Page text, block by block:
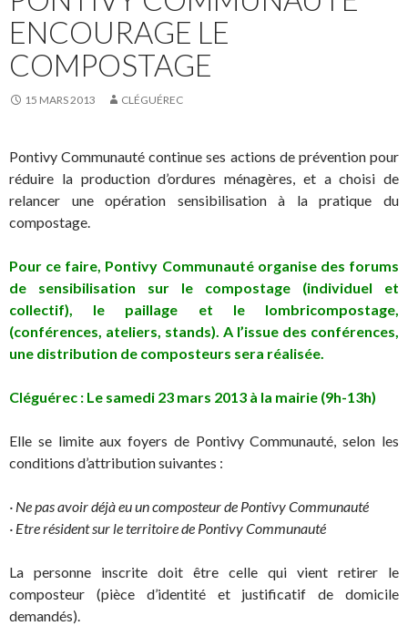
ENCOURAGE LE
COMPOSTAGE
15 MARS 2013 CLÉGUÉREC
Pontivy Communauté continue ses actions de prévention pour
réduire la production d’ordures ménagères, et a choisi de
relancer une opération sensibilisation à la pratique du
compostage.
Pour ce faire, Pontivy Communauté organise des forums
de sensibilisation sur le compostage (individuel et
collectif), le paillage et le lombricompostage,
(conférences, ateliers, stands). A l’issue des conférences,
une distribution de composteurs sera réalisée.
Cléguérec : Le samedi 23 mars 2013 à la mairie (9h-13h)
Elle se limite aux foyers de Pontivy Communauté, selon les
conditions d’attribution suivantes :
· Ne pas avoir déjà eu un composteur de Pontivy Communauté
· Etre résident sur le territoire de Pontivy Communauté
La personne inscrite doit être celle qui vient retirer le
composteur (pièce d’identité et justificatif de domicile
demandés).